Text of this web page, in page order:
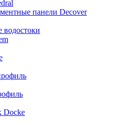
панели Decover
водостоки
Docke